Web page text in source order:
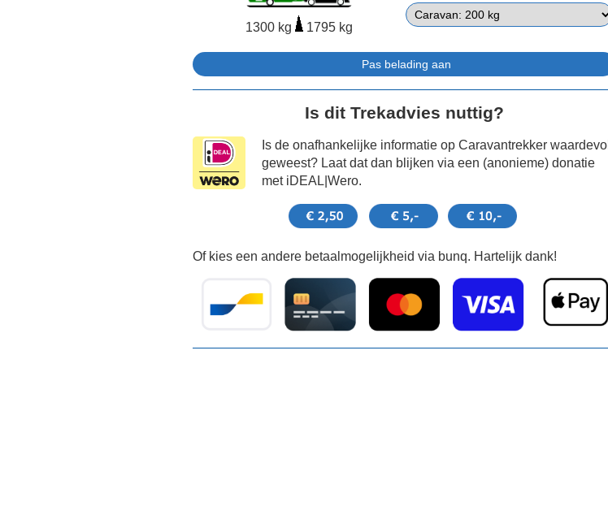
1300 kg 1795 kg
Is dit Trekadvies nuttig?
Is de onafhankelijke informatie op Caravantrekker waardevol
geweest? Laat dat dan blijken via een (anonieme) donatie
met iDEAL|Wero.
Of kies een andere betaalmogelijkheid via bunq. Hartelijk dank!